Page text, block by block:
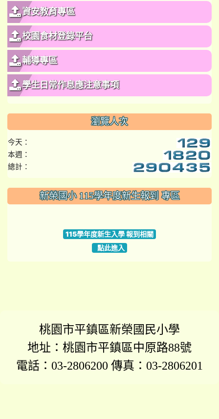
資安教育專區
校園食材登錄平台
輔導專區
學生日常作息應注意事項
瀏覽人次
今天：
本週：
總計：
::: 新榮國小 115學年度新生報到 專區
115學年度新生入學 報到相關
點此進入
桃園市平鎮區新榮國民小學
地址：桃園市平鎮區中原路88號
電話：03-2806200 傳真：03-2806201